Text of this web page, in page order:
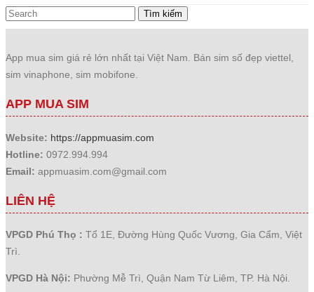
Tìm kiếm
App mua sim giá rẻ lớn nhất tại Việt Nam. Bán sim số đẹp viettel,
sim vinaphone, sim mobifone.
APP MUA SIM
Website: https://appmuasim.com
Hotline: 0972.994.994
Email: appmuasim.com@gmail.com
LIÊN HỆ
VPGD Phú Thọ : Tổ 1E, Đường Hùng Quốc Vương, Gia Cẩm, Việt
Trì.
VPGD Hà Nội: Phường Mễ Trì, Quận Nam Từ Liêm, TP. Hà Nội.